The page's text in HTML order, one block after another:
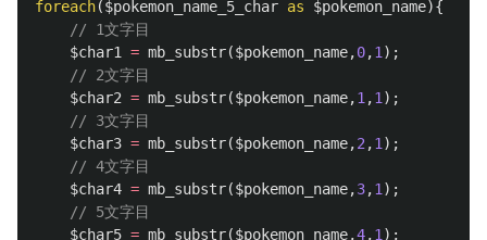
foreach($pokemon_name_5_char as $pokemon_name){
// 1文字目
$char1 = mb_substr($pokemon_name,0,1);
// 2文字目
$char2 = mb_substr($pokemon_name,1,1);
// 3文字目
$char3 = mb_substr($pokemon_name,2,1);
// 4文字目
$char4 = mb_substr($pokemon_name,3,1);
// 5文字目
$char5 = mb_substr($pokemon_name,4,1);